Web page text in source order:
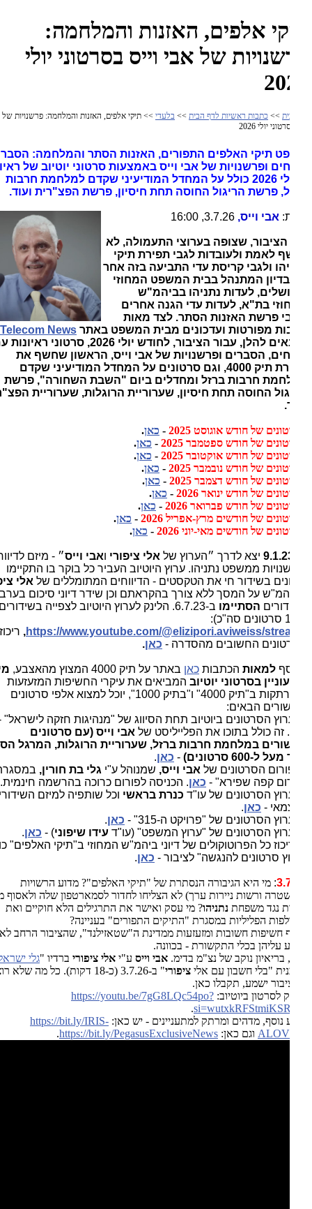
אלפים, האזנות והמלחמה:
של אבי וייס בסרטוני יולי
כתבות ראשיות לדף הבית>>בלעדי>> תיקי אלפים, האזנות והמלחמה: פרשנויות של אבי
יולי 2026
תיקי האלפים התפורים, האזנות הסתר והמלחמה: הסברים,
ופרשנויות של אבי וייס באמצעות סרטוני יוטיוב של ראיונות
ב-יולי 2026 כולל על המחדל המודיעיני שקדם למלחמת חרבות
פרשת הריגול החוסה תחת חיסיון, פרשת הפצ"רית ועוד.
אבי וייס, 3.7.26, 16:00
הציבור, שצופה בערוצי התעמולה, לא
לאמת ולעובדות לגבי תפירת תיקי
ולגבי קריסת עדי התביעה בזה אחר
המתנהל בבית המשפט המחוזי
לעדות נתניהו בביהמ"ש
בת"א, לעדות עדי הגנה אחרים
פרשת האזנות הסתר. לצד מאות
מפורטות ועדכונים מבית המשפט באתרTelecom News
,
מובאים להלן, עבור הציבור, לחודש יולי 2026, סרטוני ראיונות עם
הסברים ופרשנויות של אבי וייס, הראשון שחשף את
תפירת תיק 4000, וגם סרטונים על המחדל המודיעיני שקדם
חרבות ברזל ומחדלים ביום "השבת השחורה", פרשת
החוסה תחת חיסיון, שערוריית הרוגלות, שערוריית הפצ"רית
של חודש אוגוסט 2025 -כאן .
של חודש ספטמבר 2025
-כאן .
של חודש אוקטובר 2025
-כאן .
של חודש נובמבר 2025
-כאן .
של חודש דצמבר 2025
-כאן .
של חודש ינואר 2026
-כאן .
של חודש פברואר 2026
-כאן .
של חודשים מרץ-אפריל 2026
-כאן .
של חודשים מאי-יוני 2026
-כאן .
יצא לדרך ״הערוץ שלאלי ציפוריואבי וייס״ - מיזם לדיווחים
ממשפט נתניהו. ערוץ היוטיוב העביר כל בוקר בו התקיימו
בשידור חי את הטקסטים - הדיווחים המתומללים שלאלי ציפורי
על המסך ללא צורך בהקראתם וכן שידר דיוני סיכום בערבים.
הסתיימו ב-6.7.23. הלינק לערוץ היוטיוב לצפייה בשידורים
https://www.youtube.com/@elizipori.aviweiss/
,ריכוז של
החשובים מהסדרה - כאן.
למאותהכתבותכאןבאתר על תיק 4000 המצוץ מהאצבע,
מי
בסרטוני יוטיובהמביאים את עיקרי החשיפות המזעזעות
ב"תיק 4000" ו"בתיק 1000"
, יוכל למצוא אלפי סרטונים
הבאים:
הסרטונים ביוטיוב תחת הסיווג של "מנהיגות חזקה לישראל" -
. זה כולל בתוכו את הפלייליסט שלאבי וייס (עם סרטונים
במלחמת חרבות ברזל, שערוריית הרוגלות, המרגל הסודי
מעל ל-600 סרטונים )
-כאן.
הסרטונים שלאבי וייס, שמנוהל ע"יגלי בת חורין,במסגרת
קפה שפירא" -כאן. הכניסה לפורום כרוכה בהרשמה חינמית.
הסרטונים של עו"ד כנרת בראשיוכל שותפיה למיזם השידורים
-כאן.
הסרטונים של "פרויקט ה-315" -
כאן.
הסרטונים של "ערוץ המשפט" (עו"דעידו שיפוני) -כאן.
כל הפרוטוקולים של דיוני ביהמ"ש המחוזי ב"תיקי האלפים" כולל
סרטונים להנגשה" לציבור -כאן.
מי היא הגיבורה הנסתרת של "תיקי האלפים"? מדוע הרשויות
ורשות ניירות ערך) לא הצליחו לחדור לסמארטפון שלה ולאסוף ממנו
נגד משפחתנתניהו? מי עסק ואישר את התרגילים הלא חוקיים ואת
הפליליות במסגרת "התיקים התפורים" בעניינה?
חשיפות חשובות ומזעזעות ממדינת ה"שטאזילנד", שהציבור הרחב לא
עליהן בכלי התקשורת - בכוונה.
בריאיון נוקב של נצ"מ בדימ.אבי וייסע"יאלי ציפוריברדיו "גלי ישראל"
"בלי חשבון עם אליציפורי
" ב-3.7.26 (כ-18 דקות). כל מה שלא רוצים
ישמע, תקבלו כאן.
לסרטון ביוטיוב:https://youtu.be/7gG8LQc54po?
.
נוסף, מדהים ומרתק למתעניינים - יש כאן: https://bit.ly/IRIS-
וגם כאן: https://bit.ly/PegasusExclusiveNews
.